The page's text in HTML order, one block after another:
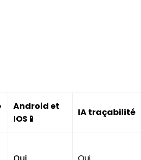
Android et
IOS📱
IA traçabilité